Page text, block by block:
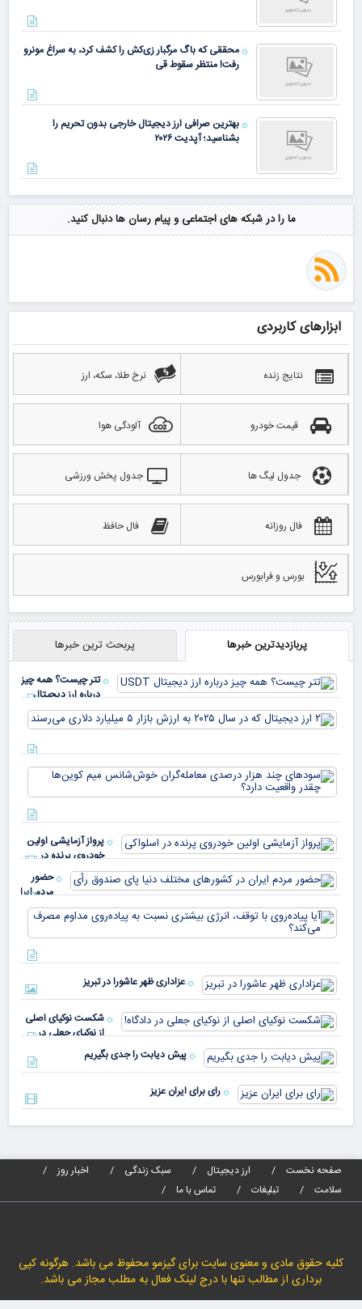
محققی که باگ مرگبار زی‌کش را کشف کرد، به سراغ مونرو
رفت! منتظر سقوط قی
بهترین صرافی ارز دیجیتال خارجی بدون تحریم را
بشناسید؛ آپدیت ۲۰۲۶
ما را در شبکه های اجتماعی و پیام رسان ها دنبال کنید.
ابزارهای کاربردی
نتایج زنده نرخ طلا، سکه، ارز
قیمت خودرو آلودگی هوا
جدول لیگ ها جدول پخش ورزشی
فال روزانه فال حافظ
بورس و فرابورس
پربازدیدترین خبرها پربحث ترین خبرها
تتر چیست؟ همه چیز
درباره ارز دیجیتال
USDT
پرواز آزمایشی اولین
خودروی پرنده در
اسلواکی
حضور
مردم ایران
در
کشورهای
مختلف
دنیا پای
صندوق
عزاداری ظهر عاشورا در تبریز
شکست نوکیای اصلی
از نوکیای جعلی در
دادگاه!
پیش دیابت را جدی بگیریم
رای برای ایران عزیز
صفحه نخست ارز دیجیتال سبک زندگی
اخبار روز
سلامت
تبلیغات تماس با ما
کلیه حقوق مادی و معنوی سایت برای گیزمو محفوظ می باشد. هرگونه کپی
برداری از مطالب تنها با درج لینک فعال به مطلب مجاز می باشد.